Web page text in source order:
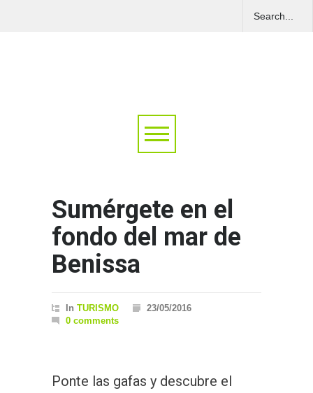
Sumérgete en el
fondo del mar de
Benissa
In TURISMO
23/05/2016
0 comments
Ponte las gafas y descubre el